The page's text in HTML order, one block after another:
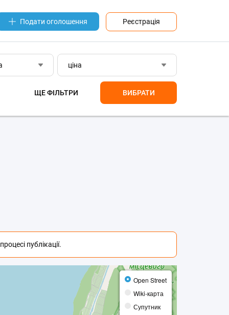
Подати оголошення Реєстрація
ціна
ЩЕ ФІЛЬТРИ ВИБРАТИ
публікації.
Open Street
Wiki-карта
Супутник